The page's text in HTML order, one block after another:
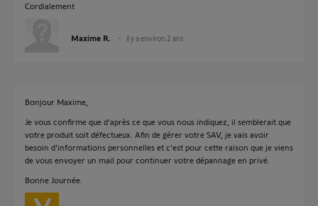
Cordialement
Maxime R. il y a environ 2 ans
Bonjour Maxime,
Je vous confirme que d'après ce que vous nous indiquez, il semblerait que
votre produit soit défectueux. Afin de gérer votre SAV, je vais avoir
besoin d'informations personnelles et c'est pour cette raison que je viens
de vous envoyer un mail pour continuer votre dépannage en privé.
Bonne Journée.